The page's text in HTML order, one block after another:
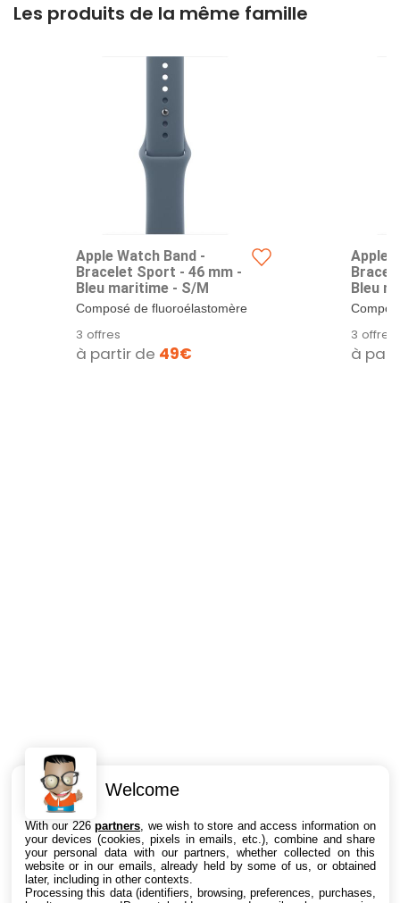
Les produits de la même famille
Apple Watch Band -
Bracelet Sport - 46 mm -
Bleu maritime - S/M
Composé de fluoroélastomère
Sport...
3 offres
à partir de 49€
Apple
Bleu
Sport...
3 offres
à
Intéressant ? Partagez !
Welcome
With our 226partners , we wish to store and access information on
your devices (cookies, pixels in emails, etc.), combine and share
your personal data with our partners, whether collected on this
website or in our emails, already held by some of us, or obtained
later, including in other contexts.
Processing this data (identifiers, browsing, preferences, purchases,